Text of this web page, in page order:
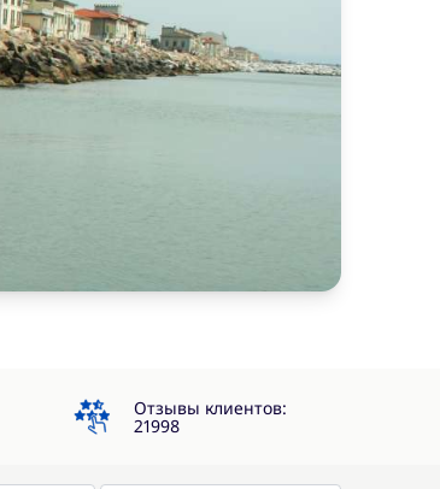
4.3
Отзывы клиентов:
21998